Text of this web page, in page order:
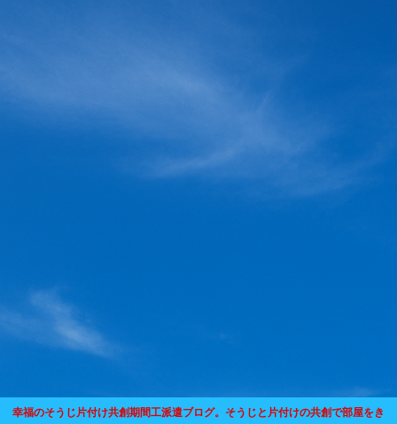
幸福のそうじ片付け共創期間工派遣ブログ。そうじと片付けの共創で部屋をき